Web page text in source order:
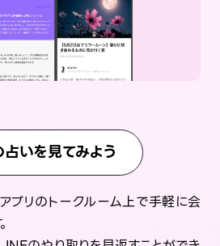
いを見てみよう
プリのトークルーム上で手軽に会